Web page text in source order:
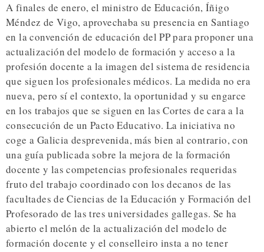
A finales de enero, el ministro de Educación, Íñigo
Méndez de Vigo, aprovechaba su presencia en Santiago
en la convención de educación del PP para proponer una
actualización del modelo de formación y acceso a la
profesión docente a la imagen del sistema de residencia
que siguen los profesionales médicos. La medida no era
nueva, pero sí el contexto, la oportunidad y su engarce
en los trabajos que se siguen en las Cortes de cara a la
consecución de un Pacto Educativo. La iniciativa no
coge a Galicia desprevenida, más bien al contrario, con
una guía publicada sobre la mejora de la formación
docente y las competencias profesionales requeridas
fruto del trabajo coordinado con los decanos de las
facultades de Ciencias de la Educación y Formación del
Profesorado de las tres universidades gallegas. Se ha
abierto el melón de la actualización del modelo de
formación docente y el conselleiro insta a no tener